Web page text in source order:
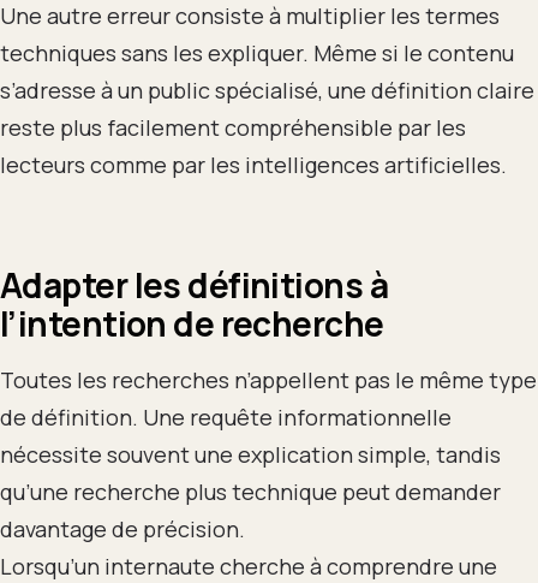
Une autre erreur consiste à multiplier les termes
techniques sans les expliquer. Même si le contenu
s’adresse à un public spécialisé, une définition claire
reste plus facilement compréhensible par les
lecteurs comme par les intelligences artificielles.
Adapter les définitions à
l’intention de recherche
Toutes les recherches n’appellent pas le même type
de définition. Une requête informationnelle
nécessite souvent une explication simple, tandis
qu’une recherche plus technique peut demander
davantage de précision.
Lorsqu’un internaute cherche à comprendre une